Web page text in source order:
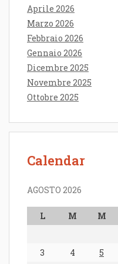
Aprile 2026
Marzo 2026
Febbraio 2026
Gennaio 2026
Dicembre 2025
Novembre 2025
Ottobre 2025
Calendar
AGOSTO 2026
L M M
3
4 5